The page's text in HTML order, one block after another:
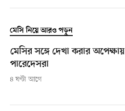
মেসি নিয়ে আরও পড়ুন
মেসির সঙ্গে দেখা করার অপেক্ষায়
পারেদেসরা
৪ ঘণ্টা আগে